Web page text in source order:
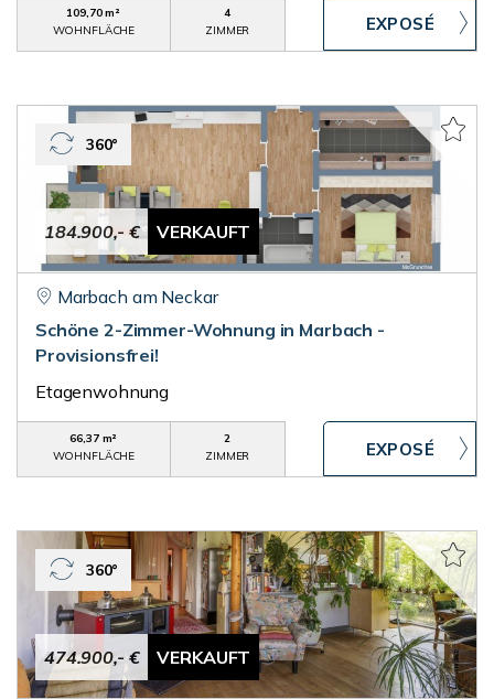
109,70 m²
WOHNFLÄCHE
4
ZIMMER
184.900,- € VERKAUFT
360°
Marbach am Neckar
Schöne 2-Zimmer-Wohnung in Marbach -
Provisionsfrei!
Etagenwohnung
66,37 m²
WOHNFLÄCHE
2
ZIMMER
474.900,- € VERKAUFT
360°